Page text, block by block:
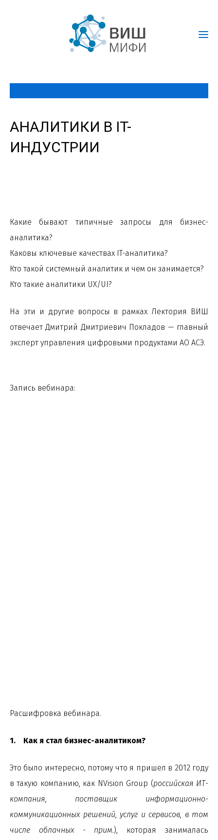
АНАЛИТИКИ В IT-
ИНДУСТРИИ
Какие бывают типичные запросы для бизнес-
аналитика?
Каковы ключевые качествах IT-аналитика?
Кто такой системный аналитик и чем он занимается?
Кто такие аналитики UX/UI?
На эти и другие вопросы в рамках Лектория ВИШ
отвечает Дмитрий Дмитриевич Покладов — главный
эксперт управления цифровыми продуктами АО АСЭ.
Запись вебинара:
Расшифровка вебинара.
1. Как я стал бизнес-аналитиком?
Это было интересно, потому что я пришел в 2012 году
в такую компанию, как NVision Group (российская ИТ-
компания, поставщик информационно-
коммуникационных решений, услуг и сервисов, в том
числе облачных - прим.), которая занималась